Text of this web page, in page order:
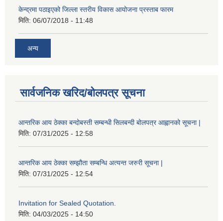
केन्द्रमा पठाइएको जिल्ला स्तरीय विकास आयोजना प्रस्ताब फारम
मिति: 06/07/2018 - 11:48
अन्य
सार्वजनिक खरिद/बोलपत्र सूचना
आन्तरिक आय ठेक्का बन्दोबस्ती सम्बन्धी सिलबन्दी बोलपत्र आह्वानको सूचना |
मिति: 07/31/2025 - 12:58
आन्तरिक आय ठेक्का सम्झौता सम्बन्धि अत्यन्त जरुरी सूचना |
मिति: 07/31/2025 - 12:54
Invitation for Sealed Quotation.
मिति: 04/03/2025 - 14:50